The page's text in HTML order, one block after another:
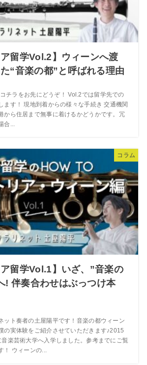
ア留学Vol.2】ウィーンへ渡
“音楽の都”と呼ばれる理由
チラをお先にどうぞ！ Vol.2では留学先での
ます！ 現地到着からの様々な手続き 交通機関
から住居まで無事に着けるかどうかです。冗
合...
コラム
ア留学Vol.1】いざ、”音楽の
! 伴奏合わせはぶっつけ本
ット奏者の土屋陽平です！音楽の都ウィーン
の実体験をご紹介させていただきます♪2015
楽芸術大学へ入学しました。参考までにご覧
！ ウィーンの...